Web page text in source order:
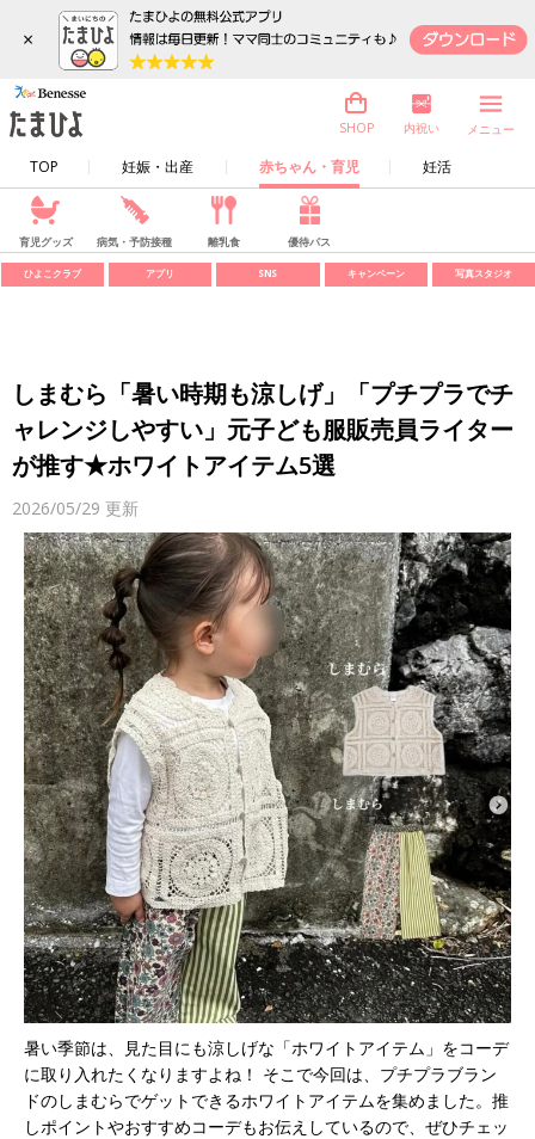
×
TOP 妊娠・出産 赤ちゃん・育児 妊活
SHOP 内祝い メニュー
育児グッズ 病気・予防接種 離乳食 優待パス
ひよこクラブ アプリ SNS キャンペーン 写真スタジオ
しまむら「暑い時期も涼しげ」「プチプラでチ
ャレンジしやすい」元子ども服販売員ライター
が推す★ホワイトアイテム5選
2026/05/29 更新
暑い季節は、見た目にも涼しげな「ホワイトアイテム」をコーデ
に取り入れたくなりますよね！ そこで今回は、プチプラブラン
ドのしまむらでゲットできるホワイトアイテムを集めました。推
しポイントやおすすめコーデもお伝えしているので、ぜひチェッ